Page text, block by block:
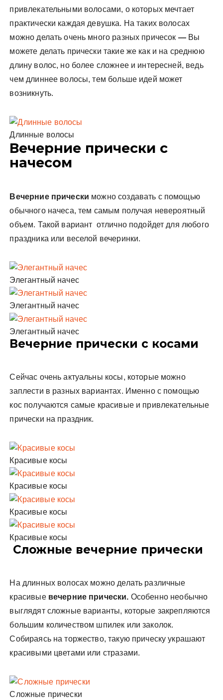
привлекательными волосами, о которых мечтает
практически каждая девушка. На таких волосах
можно делать очень много разных причесок —Вы
можете делать прически такие же как и на среднюю
длину волос, но более сложнее и интересней, ведь
чем длиннее волосы, тем больше идей может
возникнуть.
Длинные волосы
Вечерние прически с
начесом
Вечерние прически можно создавать с помощью
обычного начеса, тем самым получая невероятный
объем. Такой вариант отлично подойдет для любого
праздника или веселой вечеринки.
Элегантный начес
Элегантный начес
Элегантный начес
Вечерние прически с косами
Сейчас очень актуальны косы, которые можно
заплести в разных вариантах. Именно с помощью
кос получаются самые красивые и привлекательные
прически на праздник.
Красивые косы
Красивые косы
Красивые косы
Красивые косы
Сложные вечерние прически
На длинных волосах можно делать различные
красивые вечерние прически. Особенно необычно
выглядят сложные варианты, которые закрепляются
большим количеством шпилек или заколок.
Собираясь на торжество, такую прическу украшают
красивыми цветами или стразами.
Сложные прически